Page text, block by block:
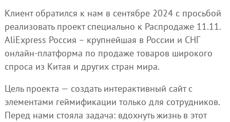
Клиент обратился к нам в сентябре 2024 с просьбой
реализовать проект специально к Распродаже 11.11.
AliExpress Россия – крупнейшая в России и СНГ
онлайн-платформа по продаже товаров широкого
спроса из Китая и других стран мира.
Цель проекта — создать интерактивный сайт с
элементами геймификации только для сотрудников.
Перед нами стояла задача: вдохнуть жизнь в этот